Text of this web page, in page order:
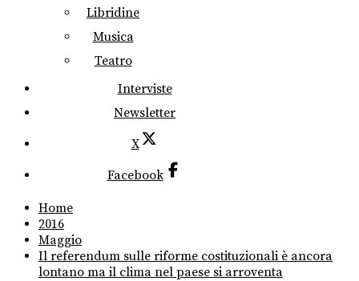
Libridine
Musica
Teatro
Interviste
Newsletter
X
Facebook
Home
2016
Maggio
Il referendum sulle riforme costituzionali è ancora
lontano ma il clima nel paese si arroventa